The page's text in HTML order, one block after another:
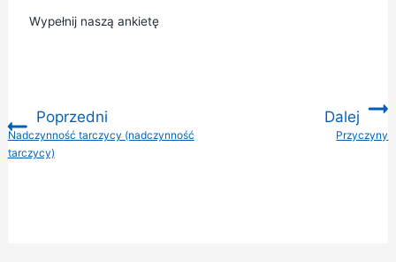
Wypełnij naszą ankietę
Poprzedni
:Nadczynność tarczycy (nadczynność
tarczycy)
Dalej
Przyczyny